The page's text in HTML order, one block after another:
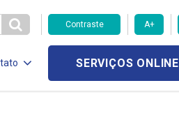
Contraste A+
SERVIÇOS ONLINE